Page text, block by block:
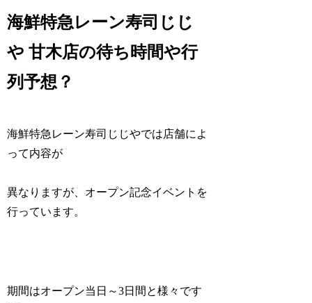
海鮮特急レーン寿司じじ
や 甘木店の待ち時間や行
列予想？
海鮮特急レーン寿司じじやでは店舗によ
って内容が
異なりますが、オープン記念イベントを
行っています。
期間はオープン当日～3日間と様々です